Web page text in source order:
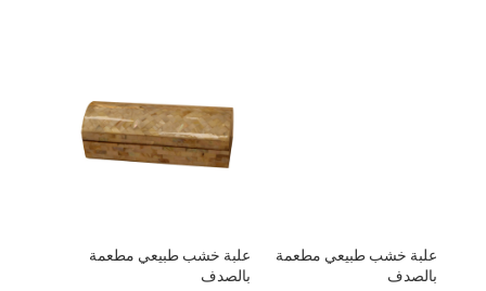
علبة خشب طبيعي مطعمة
بالصدف
علبة خشب طبيعي مطعمة
بالصدف